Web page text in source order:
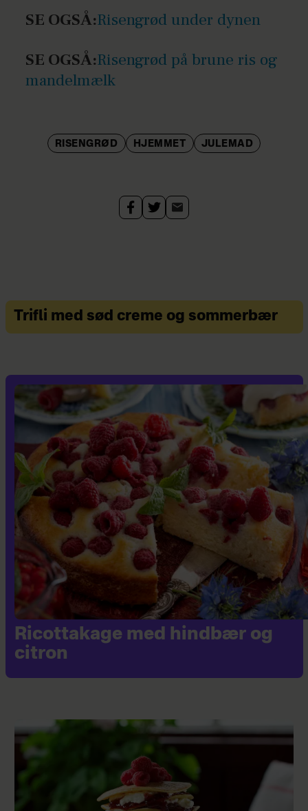
time. Kog risengrøden et par min.
inden servering.
SE OGSÅ:Risengrød under dynen
SE OGSÅ:Risengrød på brune ris og
mandelmælk
RISENGRØD HJEMMET JULEMAD
Trifli med sød creme og sommerbær
Ricottakage med hindbær og
citron